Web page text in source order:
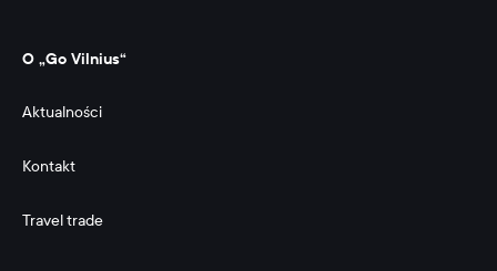
O „Go Vilnius“
Aktualności
Kontakt
Travel trade